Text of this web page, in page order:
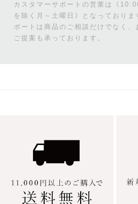
カスタマーサポートの営業は《
を除く月～土曜日》となっておりま
ポートは商品のご相談だけでなく、
ご提案も承っております。